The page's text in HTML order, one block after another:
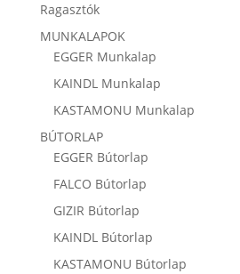
Ragasztók
MUNKALAPOK
EGGER Munkalap
KAINDL Munkalap
KASTAMONU Munkalap
BÚTORLAP
EGGER Bútorlap
FALCO Bútorlap
GIZIR Bútorlap
KAINDL Bútorlap
KASTAMONU Bútorlap